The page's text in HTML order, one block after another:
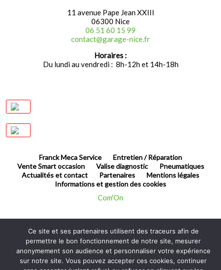
11 avenue Pape Jean XXIII
06300 Nice
06 51 60 15 99
contact@garage-nice.fr
Horaires :
Du lundi au vendredi : 8h-12h et 14h-18h
Franck Meca Service
Entretien / Réparation
Vente Smart occasion
Valise diagnostic
Pneumatiques
Actualités et contact
Partenaires
Mentions légales
Informations et gestion des cookies
Com'On
Ce site et ses partenaires utilisent des traceurs afin de
permettre le bon fonctionnement de notre site, mesurer
anonymement son audience et personnaliser votre expérience
sur notre site. Vous pouvez accepter ces cookies, continuer